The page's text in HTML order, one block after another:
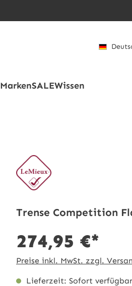
MarkenSALEWissen
Trense Competition
274,95 €*
Preise inkl. MwSt. zzgl.
Lieferzeit: Sofort verfügbar